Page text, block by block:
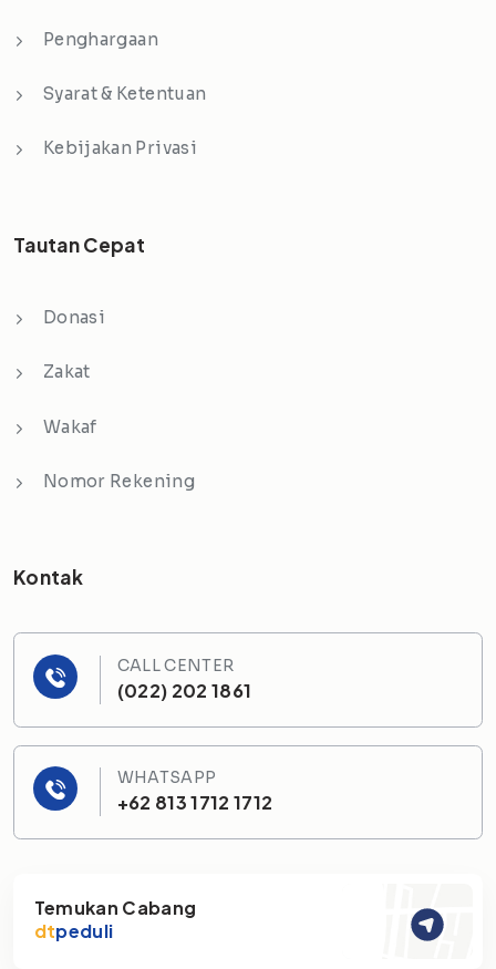
Penghargaan
Syarat & Ketentuan
Kebijakan Privasi
Tautan Cepat
Donasi
Zakat
Wakaf
Nomor Rekening
Kontak
CALL CENTER
(022) 202 1861
WHATSAPP
+62 813 1712 1712
Temukan Cabang
dtpeduli